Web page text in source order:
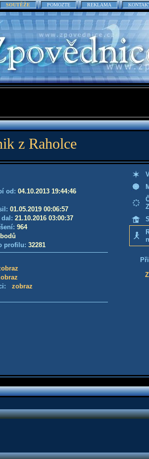
SOUTĚŽE POMOZTE REKLAMA
z Raholce
od: 04.10.2013 19:44:46
01.05.2019 00:06:57
21.10.2016 03:00:37
964
profilu: 32281
zobraz